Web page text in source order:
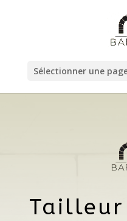
Sélectionner une